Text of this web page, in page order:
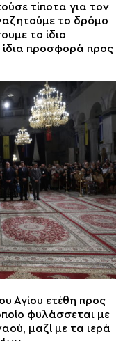
τίποτα για τον
το δρόμο
το ίδιο
ίδια προσφορά προς
Αγίου ετέθη προς
φυλάσσεται με
μαζί με τα ιερά